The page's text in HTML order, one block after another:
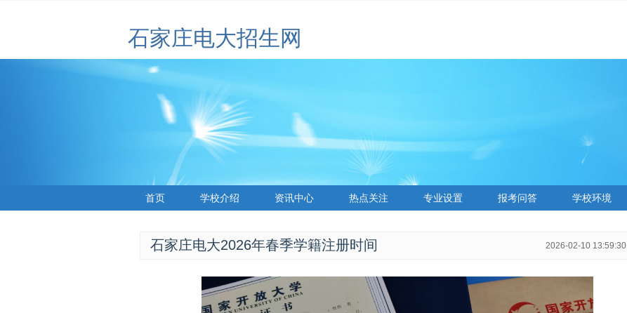
石家庄电大招生网
首页 学校介绍 资讯中心 热点关注 专业设置 报考问答 学校环境
石家庄电大2026年春季学籍注册时间 2026-02-10 13:59:30